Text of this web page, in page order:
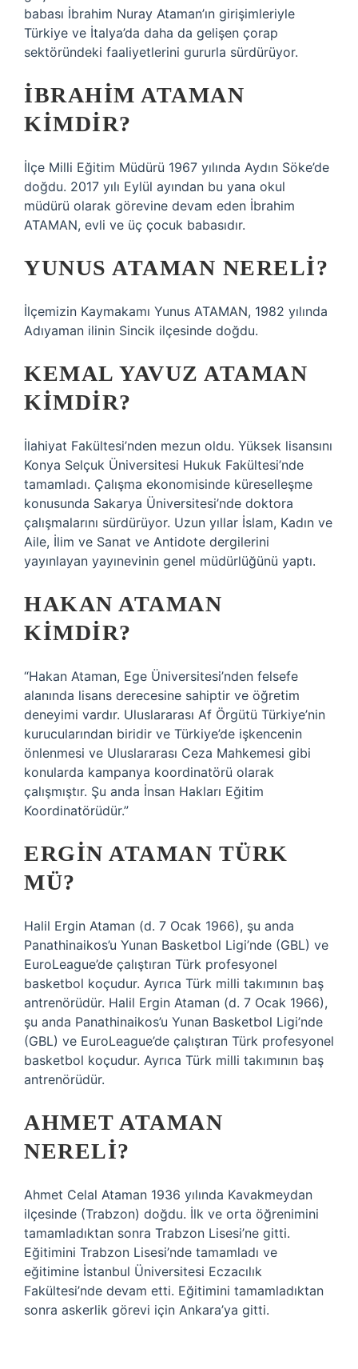
babası İbrahim Nuray Ataman’ın girişimleriyle
Türkiye ve İtalya’da daha da gelişen çorap
sektöründeki faaliyetlerini gururla sürdürüyor.
İBRAHIM ATAMAN
KIMDIR?
İlçe Milli Eğitim Müdürü 1967 yılında Aydın Söke’de
doğdu. 2017 yılı Eylül ayından bu yana okul
müdürü olarak görevine devam eden İbrahim
ATAMAN, evli ve üç çocuk babasıdır.
YUNUS ATAMAN NERELI?
İlçemizin Kaymakamı Yunus ATAMAN, 1982 yılında
Adıyaman ilinin Sincik ilçesinde doğdu.
KEMAL YAVUZ ATAMAN
KIMDIR?
İlahiyat Fakültesi’nden mezun oldu. Yüksek lisansını
Konya Selçuk Üniversitesi Hukuk Fakültesi’nde
tamamladı. Çalışma ekonomisinde küreselleşme
konusunda Sakarya Üniversitesi’nde doktora
çalışmalarını sürdürüyor. Uzun yıllar İslam, Kadın ve
Aile, İlim ve Sanat ve Antidote dergilerini
yayınlayan yayınevinin genel müdürlüğünü yaptı.
HAKAN ATAMAN
KIMDIR?
“Hakan Ataman, Ege Üniversitesi’nden felsefe
alanında lisans derecesine sahiptir ve öğretim
deneyimi vardır. Uluslararası Af Örgütü Türkiye’nin
kurucularından biridir ve Türkiye’de işkencenin
önlenmesi ve Uluslararası Ceza Mahkemesi gibi
konularda kampanya koordinatörü olarak
çalışmıştır. Şu anda İnsan Hakları Eğitim
Koordinatörüdür.”
ERGIN ATAMAN TÜRK
MÜ?
Halil Ergin Ataman (d. 7 Ocak 1966), şu anda
Panathinaikos’u Yunan Basketbol Ligi’nde (GBL) ve
EuroLeague’de çalıştıran Türk profesyonel
basketbol koçudur. Ayrıca Türk milli takımının baş
antrenörüdür. Halil Ergin Ataman (d. 7 Ocak 1966),
şu anda Panathinaikos’u Yunan Basketbol Ligi’nde
(GBL) ve EuroLeague’de çalıştıran Türk profesyonel
basketbol koçudur. Ayrıca Türk milli takımının baş
antrenörüdür.
AHMET ATAMAN
NERELI?
Ahmet Celal Ataman 1936 yılında Kavakmeydan
ilçesinde (Trabzon) doğdu. İlk ve orta öğrenimini
tamamladıktan sonra Trabzon Lisesi’ne gitti.
Eğitimini Trabzon Lisesi’nde tamamladı ve
eğitimine İstanbul Üniversitesi Eczacılık
Fakültesi’nde devam etti. Eğitimini tamamladıktan
sonra askerlik görevi için Ankara’ya gitti.